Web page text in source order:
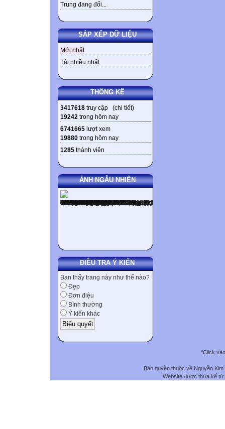
Trung đang đối...
SẮP XẾP DỮ LIỆU
Mới nhất
Tải nhiều nhất
THỐNG KÊ
3417618 truy cập (chi tiết)
19242 trong hôm nay
6741665 lượt xem
19880 trong hôm nay
1285 thành viên
ẢNH NGẪU NHIÊN
ĐIỀU TRA Ý KIẾN
Bạn thấy trang này như thế nào?
Đẹp
Đơn điệu
Bình thường
Ý kiến khác
"Click
Bản quyền thuộc về Nguyễn
Website được thừa kế từ